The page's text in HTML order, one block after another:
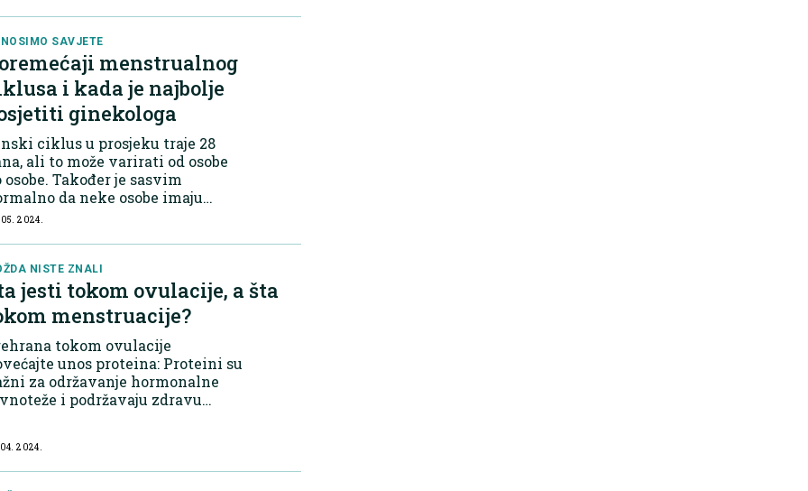
SAVJETE
menstrualnog
i kada je najbolje
ginekologa
ciklus u prosjeku traje 28
ali to može varirati od osobe
osobe. Također je sasvim
da neke osobe imaju
svaka 23 dana, dok ih
Ak...
2024.
NISTE ZNALI
jesti tokom ovulacije, a šta
menstruacije?
tokom ovulacije
unos proteina: Proteini su
za održavanje hormonalne
i podržavaju zdravu
plodova. Uključite
masti:...
2024.